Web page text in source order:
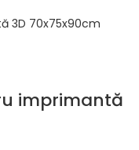
imprimantă